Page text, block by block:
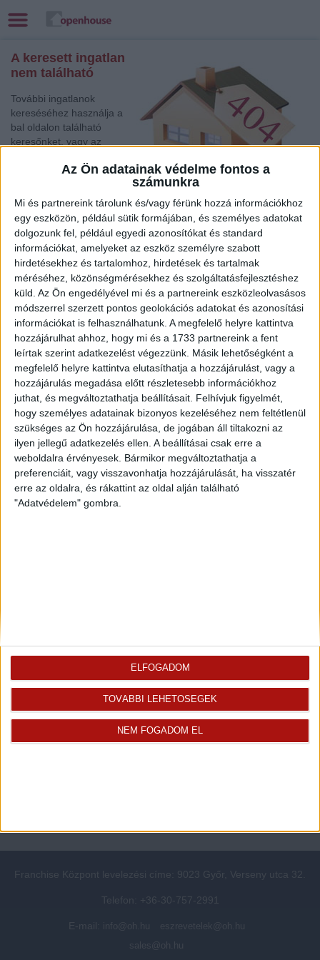
Az Ön adatainak védelme fontos a
számunkra
Mi és partnereink tárolunk és/vagy férünk hozzá információkhoz
egy eszközön, például sütik formájában, és személyes adatokat
dolgozunk fel, például egyedi azonosítókat és standard
információkat, amelyeket az eszköz személyre szabott
hirdetésekhez és tartalomhoz, hirdetések és tartalmak
méréséhez, közönségmérésekhez és szolgáltatásfejlesztéshez
küld. Az Ön engedélyével mi és a partnereink eszközleolvasásos
módszerrel szerzett pontos geolokációs adatokat és azonosítási
információkat is felhasználhatunk. A megfelelő helyre kattintva
hozzájárulhat ahhoz, hogy mi és a 1733 partnereink a fent
leírtak szerint adatkezelést végezzünk. Másik lehetőségként a
megfelelő helyre kattintva elutasíthatja a hozzájárulást, vagy a
hozzájárulás megadása előtt részletesebb információkhoz
juthat, és megváltoztathatja beállításait. Felhívjuk figyelmét,
hogy személyes adatainak bizonyos kezeléséhez nem feltétlenül
szükséges az Ön hozzájárulása, de jogában áll tiltakozni az
ilyen jellegű adatkezelés ellen. A beállításai csak erre a
weboldalra érvényesek. Bármikor megváltoztathatja a
preferenciáit, vagy visszavonhatja hozzájárulását, ha visszatér
erre az oldalra, és rákattint az oldal alján található
"Adatvédelem" gombra.
TOVÁBBI LEHETŐSÉGEK
NEM FOGADOM EL
ELFOGADOM
A keresett ingatlan
nem található
További ingatlanok
kereséséhez használja a
bal oldalon található
keresőnket, vagy az
Családi ház
Kaposvár, Eladó Társasházi lakás
Kapuvár, Eladó Társasházi lakás, Családi ház
Csorna, Eladó Családi ház
Tata, Eladó Társasházi lakás, Családi ház
Balatonboglár, Eladó Társasházi lakás
Szeged , Eladó Társasházi lakás
Zalaegerszeg, Eladó Társasházi lakás, Családi ház
Balatonlelle, Eladó Társasházi lakás, Családi ház
Budaörs, Eladó Társasházi lakás
Rólunk
A központ munkatársai
Elégedett ügyfeleink mondták
Értékbecslés
Energetikai tanúsítvány
CSR
Elérhetőségeink
Adatvédelmi beállítások
Franchise Központ levelezési címe: 9023 Győr, Verseny utca 32.
Telefon: +36-30-757-2991
E-mail: info@oh.hu
eszrevetelek@oh.hu
sales@oh.hu